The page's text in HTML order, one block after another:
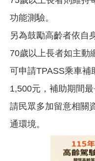
功能測驗。
另為鼓勵高齡者依自
70歲以上長者如主動
可申請TPASS乘車補
1,500元，補助期間最
請民眾多加留意相關
通環境。